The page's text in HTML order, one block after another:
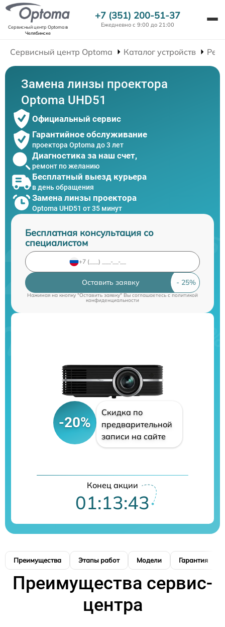
Сервисный центр Optomaв
Челябинске
+7 (351) 200-51-37
Ежедневно с 9:00 до 21:00
Сервисный центр Optoma Каталог устройств
Замена линзы проектора
Optoma UHD51
Официальный сервис
Гарантийное обслуживание
проектора Optoma до 3 лет
Диагностика за наш счет,
ремонт по желанию
Бесплатный выезд курьера
в день обращения
Замена линзы проектора
Optoma UHD51 от 35 минут
Бесплатная консультация со
специалистом
Оставить заявку
Нажимая на кнопку "Оставить заявку" Вы соглашаетесь cполитикой
конфиденциальности
-20%
Скидка по
предварительной
записи на сайте
Конец акции
01:13:42
Преимущества Этапы работ Модели Гарантия
Преимущества сервис-
центра